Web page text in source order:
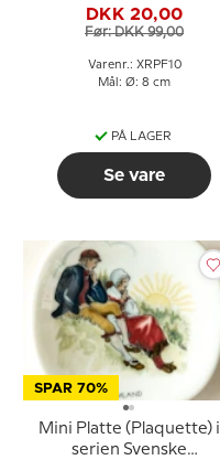
Lappland
DKK 20,00
Før: DKK 99,00
Varenr.: XRPF10
Mål: Ø: 8 cm
PÅ LAGER
Se vare
SPAR 70%
Mini Platte (Plaquette) i
serien Svenske